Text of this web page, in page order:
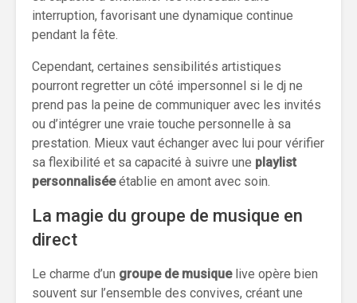
interruption, favorisant une dynamique continue
pendant la fête.
Cependant, certaines sensibilités artistiques
pourront regretter un côté impersonnel si le dj ne
prend pas la peine de communiquer avec les invités
ou d’intégrer une vraie touche personnelle à sa
prestation. Mieux vaut échanger avec lui pour vérifier
sa flexibilité et sa capacité à suivre une playlist
personnaliséeétablie en amont avec soin.
La magie du groupe de musique en
direct
Le charme d’un groupe de musiquelive opère bien
souvent sur l’ensemble des convives, créant une